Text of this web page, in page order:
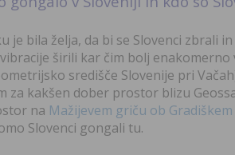
je bila želja, da bi se Slovenci zbrali
širili kar čim bolj enakomerno
središče Slovenije pri
za kakšen dober prostor blizu
na Mažijevem griču ob
Slovenci gongali tu.